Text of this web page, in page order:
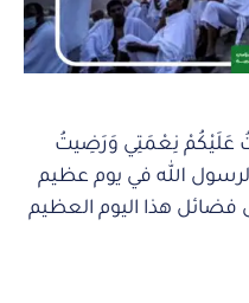
عَلَيْكُمْ نِعْمَتِي وَرَضِيتُ
لرسول الله في يوم عظيم
هذا اليوم العظيم